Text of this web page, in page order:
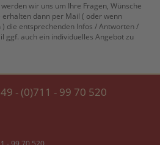
wir uns um Ihre Fragen, Wünsche
dann per Mail ( oder wenn
die entsprechenden Infos / Antworten /
ggf. auch ein individuelles Angebot zu
- (0)711 - 99 70 520